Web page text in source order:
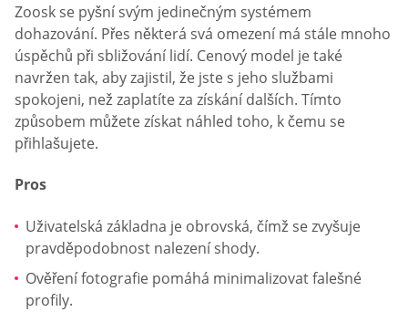
Zoosk se pyšní svým jedinečným systémem
dohazování. Přes některá svá omezení má stále mnoho
úspěchů při sbližování lidí. Cenový model je také
navržen tak, aby zajistil, že jste s jeho službami
spokojeni, než zaplatíte za získání dalších. Tímto
způsobem můžete získat náhled toho, k čemu se
přihlašujete.
Pros
Uživatelská základna je obrovská, čímž se zvyšuje
pravděpodobnost nalezení shody.
Ověření fotografie pomáhá minimalizovat falešné
profily.